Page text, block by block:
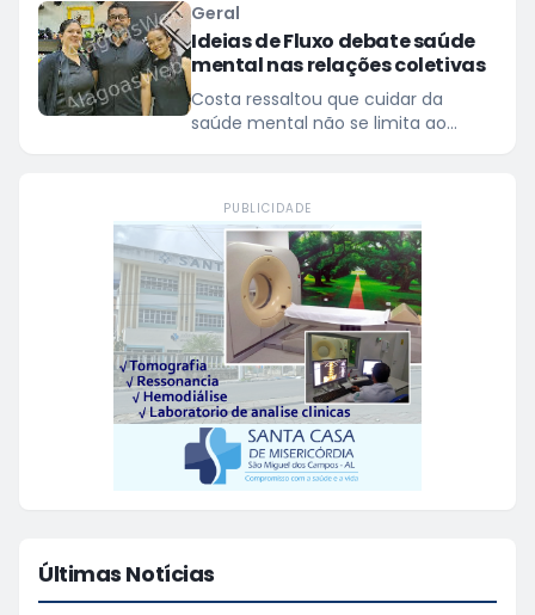
Geral
Ideias de Fluxo debate saúde
mental nas relações coletivas
Costa ressaltou que cuidar da
saúde mental não se limita ao
PUBLICIDADE
Últimas Notícias